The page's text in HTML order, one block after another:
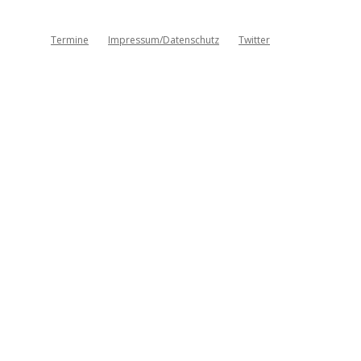
Termine Impressum/Datenschutz Twitter